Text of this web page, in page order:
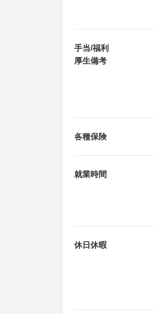
手当/福利
厚生備考
各種保険
就業時間
休日休暇